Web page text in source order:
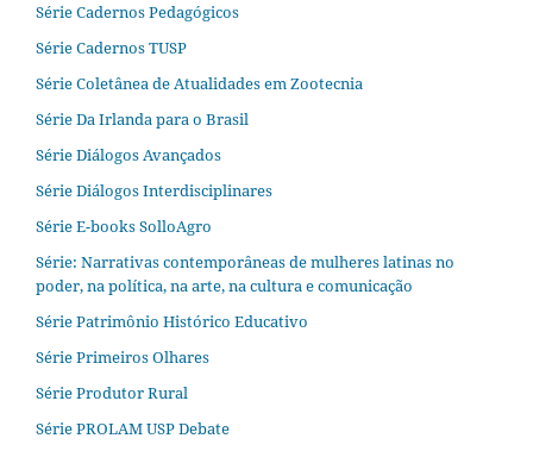
Série Cadernos Pedagógicos
Série Cadernos TUSP
Série Coletânea de Atualidades em Zootecnia
Série Da Irlanda para o Brasil
Série Diálogos Avançados
Série Diálogos Interdisciplinares
Série E-books SolloAgro
Série: Narrativas contemporâneas de mulheres latinas no
poder, na política, na arte, na cultura e comunicação
Série Patrimônio Histórico Educativo
Série Primeiros Olhares
Série Produtor Rural
Série PROLAM USP Debate